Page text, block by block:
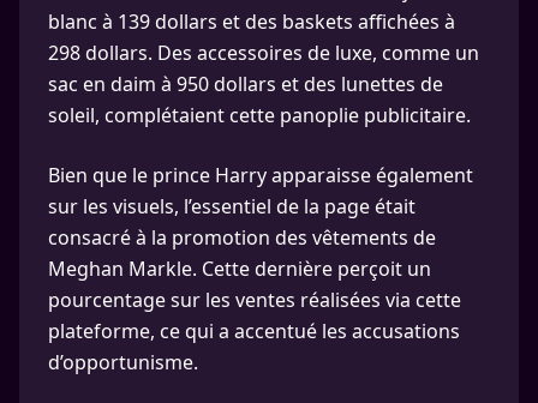
blanc à 139 dollars et des baskets affichées à
298 dollars. Des accessoires de luxe, comme un
sac en daim à 950 dollars et des lunettes de
soleil, complétaient cette panoplie publicitaire.
Bien que le prince Harry apparaisse également
sur les visuels, l’essentiel de la page était
consacré à la promotion des vêtements de
Meghan Markle. Cette dernière perçoit un
pourcentage sur les ventes réalisées via cette
plateforme, ce qui a accentué les accusations
d’opportunisme.